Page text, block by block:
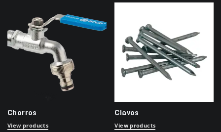
Chorros
View products
Clavos
View products